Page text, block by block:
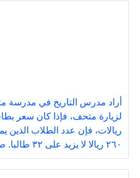
أراد مدرس التاريخ في
ريالات، فإن عدد الطلاب الذين
٢٦٠ ريالا لا يزيد على ٣٢ طالبا. صواب خطأ